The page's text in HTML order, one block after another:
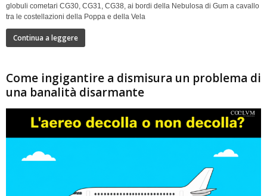
globuli cometari CG30, CG31, CG38, ai bordi della Nebulosa di Gum a cavallo
tra le costellazioni della Poppa e della Vela
Continua a leggere
Come ingigantire a dismisura un problema di
una banalità disarmante